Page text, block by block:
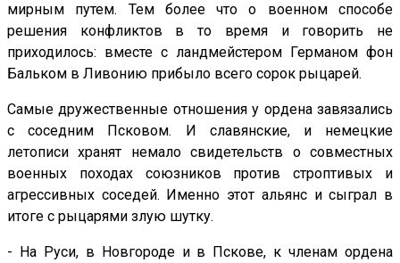
мирным путем. Тем более что о военном способе
решения конфликтов в то время и говорить не
приходилось: вместе с ландмейстером Германом фон
Бальком в Ливонию прибыло всего сорок рыцарей.
Самые дружественные отношения у ордена завязались
с соседним Псковом. И славянские, и немецкие
летописи хранят немало свидетельств о совместных
военных походах союзников против строптивых и
агрессивных соседей. Именно этот альянс и сыграл в
итоге с рыцарями злую шутку.
- На Руси, в Новгороде и в Пскове, к членам ордена